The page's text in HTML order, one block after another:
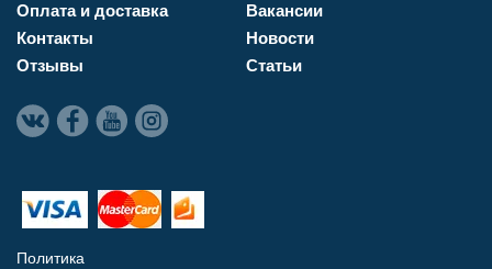
Оплата и доставка
Контакты
Отзывы
Вакансии
Новости
Статьи
Политика